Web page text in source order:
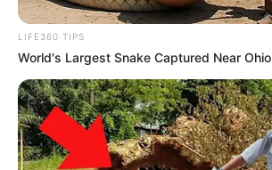
LIFE360 TIPS
World's Largest Snake Captured Near Ohio